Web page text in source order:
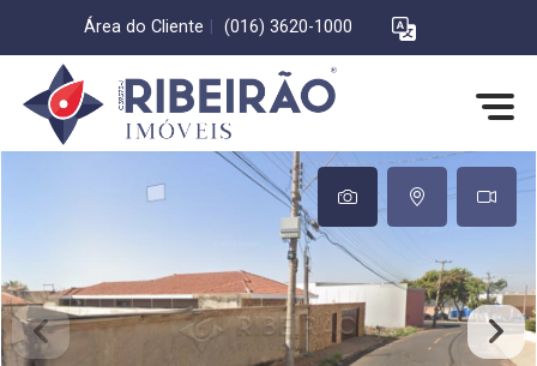
Área do Cliente (016) 3620-1000